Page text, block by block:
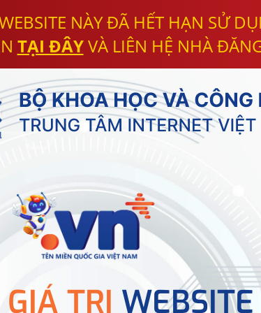
NÀY ĐÃ HẾT HẠN SỬ
TẠI ĐÂYVÀ LIÊN HỆ NHÀ
GIÁ TRỊ WEBSITE